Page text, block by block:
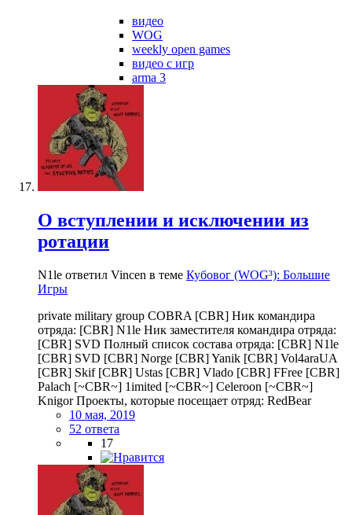
видео
WOG
weekly open games
видео с игр
arma 3
О вступлении и исключении из
ротации
N1le ответил Vincen в теме Кубовог (WOG³): Большие
Игры
private military group COBRA [CBR] Ник командира
отряда: [CBR] N1le Ник заместителя командира отряда:
[CBR] SVD Полный список состава отряда: [CBR] N1le
[CBR] SVD [CBR] Norge [CBR] Yanik [CBR] Vol4araUA
[CBR] Skif [CBR] Ustas [CBR] Vlado [CBR] FFree [CBR]
Palach [~CBR~] 1imited [~CBR~] Celeroon [~CBR~]
Knigor Проекты, которые посещает отряд: RedBear
10 мая, 2019
52 ответа
17